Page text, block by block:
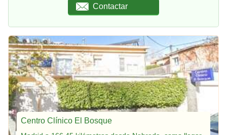
Contactar
Centro Clínico El Bosque